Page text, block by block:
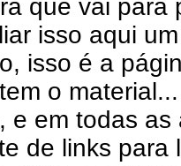
que vai para
isso aqui
isso é a
o
e em todas
de links para